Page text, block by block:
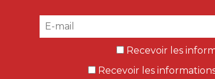
Recevoir les
Recevoir les